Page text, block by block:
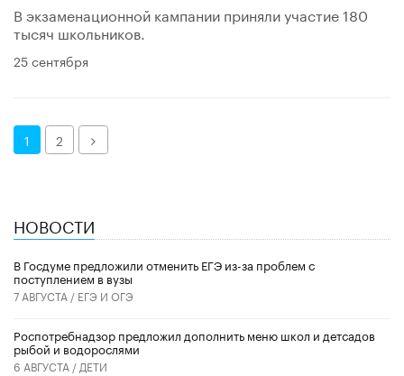
В экзаменационной кампании приняли участие 180
тысяч школьников.
25 сентября
1 2 Далее
НОВОСТИ
В Госдуме предложили отменить ЕГЭ из-за проблем с
поступлением в вузы
7 АВГУСТА / ЕГЭ И ОГЭ
Роспотребнадзор предложил дополнить меню школ и детсадов
рыбой и водорослями
6 АВГУСТА / ДЕТИ